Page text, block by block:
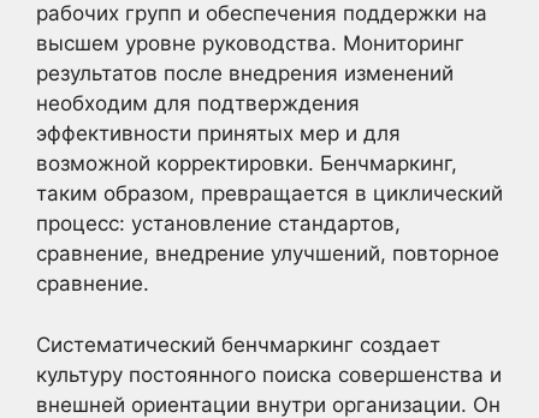
рабочих групп и обеспечения поддержки на
высшем уровне руководства. Мониторинг
результатов после внедрения изменений
необходим для подтверждения
эффективности принятых мер и для
возможной корректировки. Бенчмаркинг,
таким образом, превращается в циклический
процесс: установление стандартов,
сравнение, внедрение улучшений, повторное
сравнение.
Систематический бенчмаркинг создает
культуру постоянного поиска совершенства и
внешней ориентации внутри организации. Он